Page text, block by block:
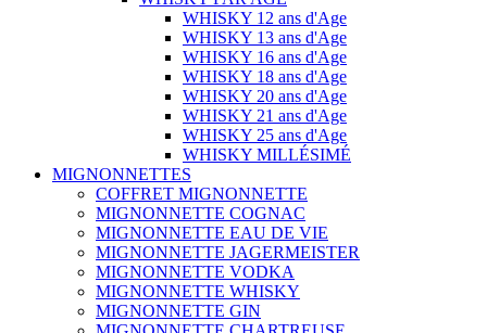
WHISKY 12 ans d'Age
WHISKY 13 ans d'Age
WHISKY 16 ans d'Age
WHISKY 18 ans d'Age
WHISKY 20 ans d'Age
WHISKY 21 ans d'Age
WHISKY 25 ans d'Age
WHISKY MILLÉSIMÉ
MIGNONNETTES
COFFRET MIGNONNETTE
MIGNONNETTE COGNAC
MIGNONNETTE EAU DE VIE
MIGNONNETTE JAGERMEISTER
MIGNONNETTE VODKA
MIGNONNETTE WHISKY
MIGNONNETTE GIN